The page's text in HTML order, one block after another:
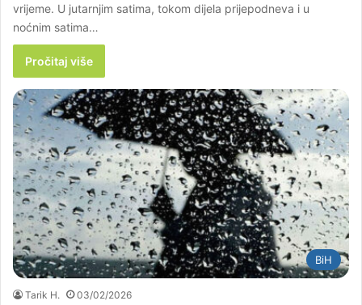
vrijeme. U jutarnjim satima, tokom dijela prijepodneva i u
noćnim satima…
Pročitaj više
BiH
Tarik H. 03/02/2026